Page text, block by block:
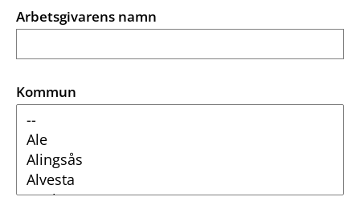
Sökfilter
Arbetsgivarens namn
Kommun